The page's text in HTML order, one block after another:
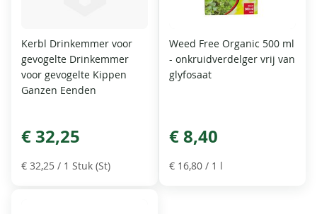
Kerbl Drinkemmer voor
gevogelte Drinkemmer
voor gevogelte Kippen
Ganzen Eenden
€ 32,25
€ 32,25 / 1 Stuk (St)
Weed Free Organic 500 ml
- onkruidverdelger vrij van
glyfosaat
€ 8,40
€ 16,80 / 1 l